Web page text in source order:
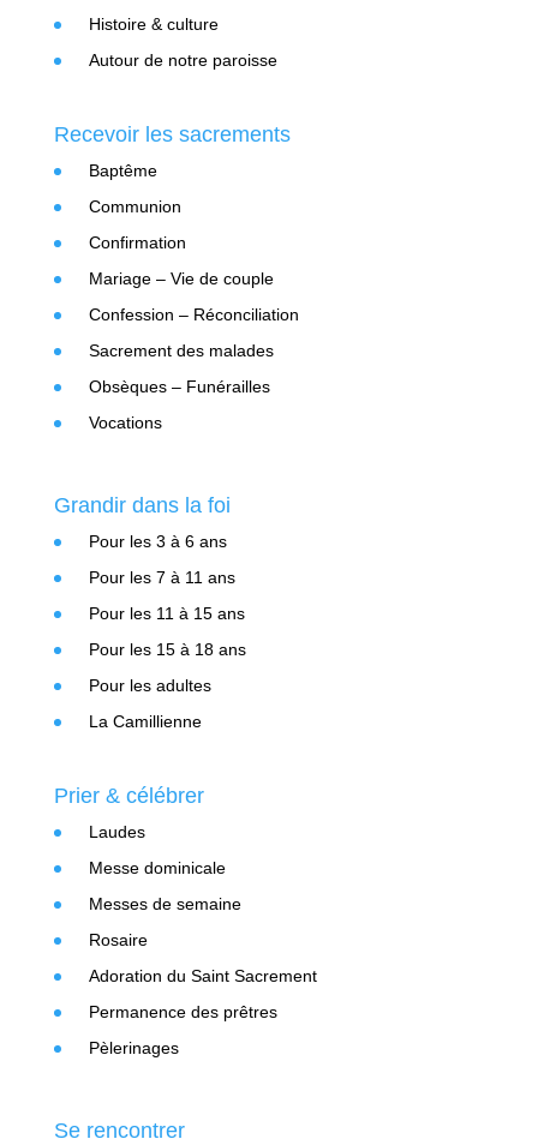
Histoire & culture
Autour de notre paroisse
Recevoir les sacrements
Baptême
Communion
Confirmation
Mariage – Vie de couple
Confession – Réconciliation
Sacrement des malades
Obsèques – Funérailles
Vocations
Grandir dans la foi
Pour les 3 à 6 ans
Pour les 7 à 11 ans
Pour les 11 à 15 ans
Pour les 15 à 18 ans
Pour les adultes
La Camillienne
Prier & célébrer
Laudes
Messe dominicale
Messes de semaine
Rosaire
Adoration du Saint Sacrement
Permanence des prêtres
Pèlerinages
Se rencontrer